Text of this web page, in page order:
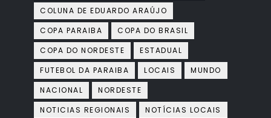
COLUNA DE EDUARDO ARAÚJO
COPA PARAIBA
COPA DO BRASIL
COPA DO NORDESTE
ESTADUAL
FUTEBOL DA PARAIBA
LOCAIS
MUNDO
NACIONAL
NORDESTE
NOTICIAS REGIONAIS
NOTÍCIAS LOCAIS